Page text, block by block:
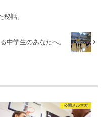
話。
中学生のあなたへ。
公開メルマガ